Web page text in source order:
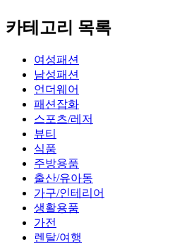
카테고리 목록
여성패션
남성패션
언더웨어
패션잡화
스포츠/레저
뷰티
식품
주방용품
출산/유아동
가구/인테리어
생활용품
가전
렌탈/여행